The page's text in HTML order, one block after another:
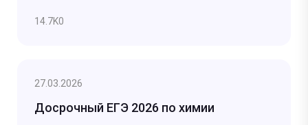
14.7K0
27.03.2026
Досрочный ЕГЭ 2026 по химии